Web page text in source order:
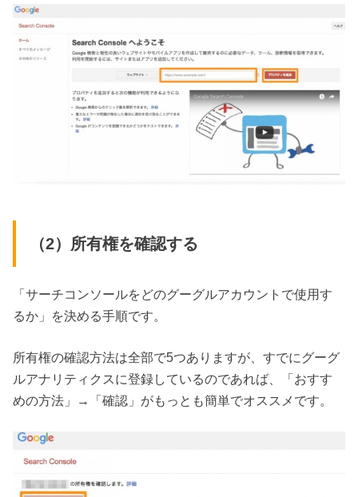
（2）所有権を確認する
「サーチコンソールをどのグーグルアカウントで使用す
るか」を決める手順です。
所有権の確認方法は全部で5つありますが、すでにグーグ
ルアナリティクスに登録しているのであれば、「おすす
めの方法」→「確認」がもっとも簡単でオススメです。